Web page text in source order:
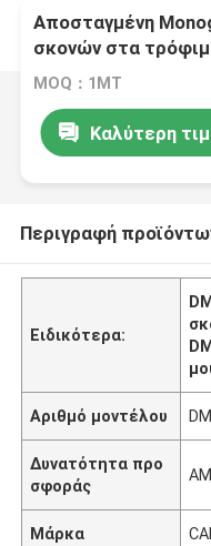
Αποσταγμένη
σκονών στα
MOQ：1MT
Καλύτερη
Περιγραφή
Ειδικότερα:
Αριθμό μοντέλου
Δυνατότητα προ
σφοράς
ΑΜ
Μάρκα